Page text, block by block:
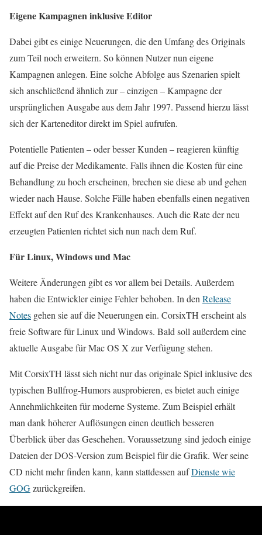
Eigene Kampagnen inklusive Editor
Dabei gibt es einige Neuerungen, die den Umfang des Originals
zum Teil noch erweitern. So können Nutzer nun eigene
Kampagnen anlegen. Eine solche Abfolge aus Szenarien spielt
sich anschließend ähnlich zur – einzigen – Kampagne der
ursprünglichen Ausgabe aus dem Jahr 1997. Passend hierzu lässt
sich der Karteneditor direkt im Spiel aufrufen.
Potentielle Patienten – oder besser Kunden – reagieren künftig
auf die Preise der Medikamente. Falls ihnen die Kosten für eine
Behandlung zu hoch erscheinen, brechen sie diese ab und gehen
wieder nach Hause. Solche Fälle haben ebenfalls einen negativen
Effekt auf den Ruf des Krankenhauses. Auch die Rate der neu
erzeugten Patienten richtet sich nun nach dem Ruf.
Für Linux, Windows und Mac
Weitere Änderungen gibt es vor allem bei Details. Außerdem
haben die Entwickler einige Fehler behoben. In den Release
Notes gehen sie auf die Neuerungen ein. CorsixTH erscheint als
freie Software für Linux und Windows. Bald soll außerdem eine
aktuelle Ausgabe für Mac OS X zur Verfügung stehen.
Mit CorsixTH lässt sich nicht nur das originale Spiel inklusive des
typischen Bullfrog-Humors ausprobieren, es bietet auch einige
Annehmlichkeiten für moderne Systeme. Zum Beispiel erhält
man dank höherer Auflösungen einen deutlich besseren
Überblick über das Geschehen. Voraussetzung sind jedoch einige
Dateien der DOS-Version zum Beispiel für die Grafik. Wer seine
CD nicht mehr finden kann, kann stattdessen aufDienste wie
GOGzurückgreifen.